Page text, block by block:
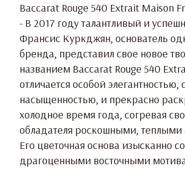
Baccarat Rouge 540 Extrait Maison
- В 2017 году талантливый и
Франсис Куркджян, основатель
бренда, представил свое новое
названием Baccarat Rouge 540
отличается особой элегантностью,
насыщенностью, и прекрасно
холодное время года, согревая
обладателя роскошными,
Его цветочная основа изысканно
драгоценными восточными